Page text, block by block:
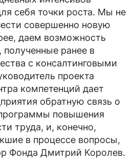
себя точки роста. Мы не
совершенно новую
даем возможность
полученные ранее в
с консалтинговыми
проекта
компетенций дает
обратную связь о
повышения
труда, и, конечно,
в процессе вопросы,
Фонда Дмитрий Королев.